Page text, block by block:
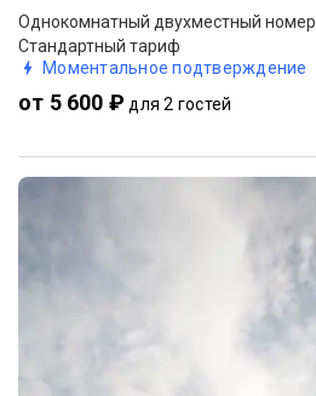
Однокомнатный двухместный номер
Стандартный тариф
Моментальное подтверждение
от 5 600 ₽ для 2 гостей